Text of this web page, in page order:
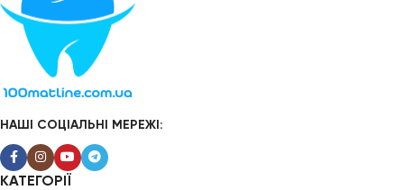
НАШІ СОЦІАЛЬНІ МЕРЕЖІ:
КАТЕГОРІЇ